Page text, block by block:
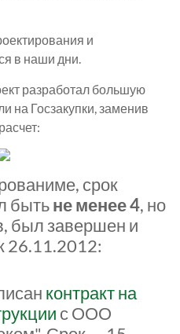
и
в наши дни.
разработал большую
на Госзакупки, заменив
срок
бытьне менее 4, но
был завершен и
26.11.2012:
контракт на
с ООО